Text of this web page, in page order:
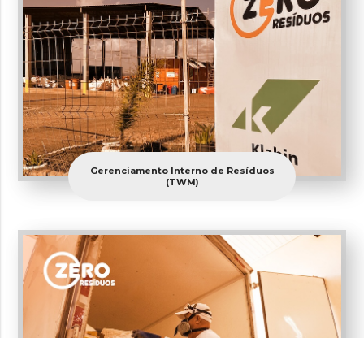
Gerenciamento Interno de Resíduos
(TWM)